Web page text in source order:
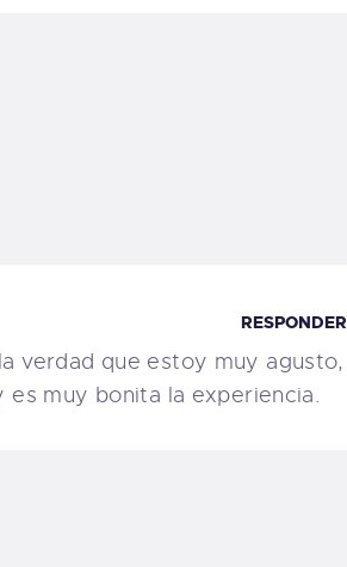
verdad que estoy muy agusto,
muy bonita la experiencia.
RESPONDER